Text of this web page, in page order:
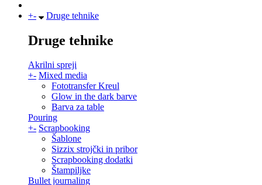
+- Druge tehnike
Druge tehnike
Akrilni spreji
+- Mixed media
Fototransfer Kreul
Glow in the dark barve
Barva za table
Pouring
+- Scrapbooking
Šablone
Sizzix strojčki in pribor
Scrapbooking dodatki
Štampiljke
Bullet journaling